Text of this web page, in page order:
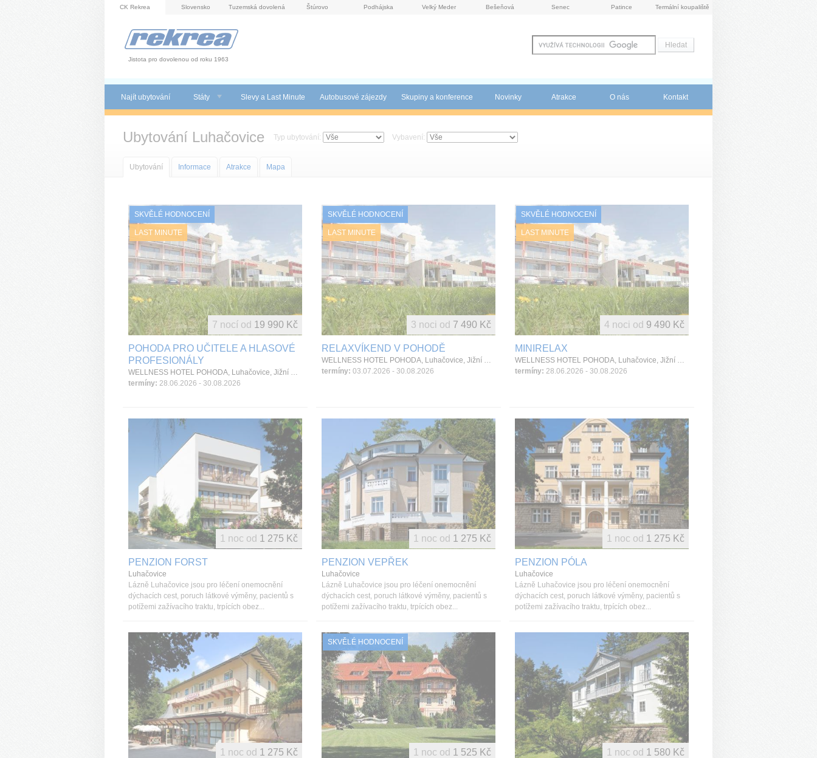
CK Rekrea Slovensko Tuzemská dovolená Štúrovo Podhájska Velký Meder Bešeňová Senec Patince Termální koupaliště
Jistota pro dovolenou od roku 1963
Najít ubytování Státy Slevy a Last Minute Autobusové zájezdy Skupiny a konference Novinky Atrakce O nás Kontakt
Ubytování Luhačovice Typ ubytování: Vybavení:
Ubytování Informace Atrakce Mapa
SKVĚLÉ HODNOCENÍ
LAST MINUTE
POHODA PRO UČITELE A HLASOVÉ
PROFESIONÁLY
WELLNESS HOTEL POHODA, Luhačovice, Jižní Morava, Česká republika
termíny: 28.06.2026 - 30.08.2026
7 nocí od 19 990 Kč
SKVĚLÉ HODNOCENÍ
LAST MINUTE
RELAXVÍKEND V POHODĚ
WELLNESS HOTEL POHODA, Luhačovice, Jižní Morava, Česká republika
termíny: 03.07.2026 - 30.08.2026
3 noci od 7 490 Kč
SKVĚLÉ HODNOCENÍ
LAST MINUTE
MINIRELAX
WELLNESS HOTEL POHODA, Luhačovice, Jižní Morava, Česká republika
termíny: 28.06.2026 - 30.08.2026
4 noci od 9 490 Kč
PENZION FORST
Luhačovice
Lázně Luhačovice jsou pro léčení onemocnění
dýchacích cest, poruch látkové výměny, pacientů s
potížemi zažívacího traktu, trpících obez...
1 noc od 1 275 Kč
PENZION VEPŘEK
Luhačovice
Lázně Luhačovice jsou pro léčení onemocnění
dýchacích cest, poruch látkové výměny, pacientů s
potížemi zažívacího traktu, trpících obez...
1 noc od 1 275 Kč
PENZION PÓLA
Luhačovice
Lázně Luhačovice jsou pro léčení onemocnění
dýchacích cest, poruch látkové výměny, pacientů s
potížemi zažívacího traktu, trpících obez...
1 noc od 1 275 Kč
1 noc od 1 275 Kč
SKVĚLÉ HODNOCENÍ
1 noc od 1 525 Kč 1 noc od 1 580 Kč